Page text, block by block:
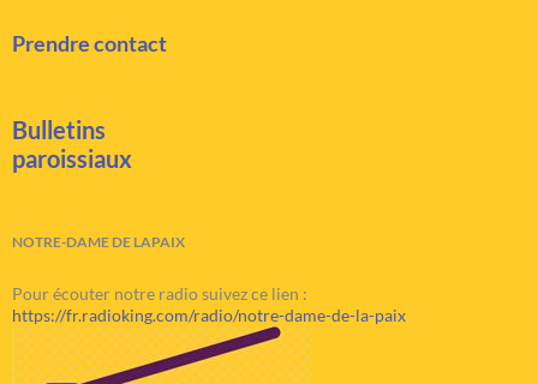
Prendre contact
Bulletins
paroissiaux
NOTRE-DAME DE LAPAIX
Pour écouter notre radio suivez ce lien :
https://fr.radioking.com/radio/notre-dame-de-la-paix